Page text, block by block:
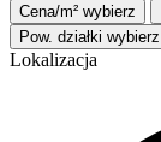
Cena/m² wybierz
Pow. działki wybierz
Lokalizacja